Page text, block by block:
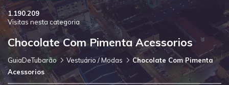
1.190.209
Visitas nesta categoria
Chocolate Com Pimenta Acessorios
GuiaDeTubarão Vestuário / Modas
Chocolate Com Pimenta
Acessorios